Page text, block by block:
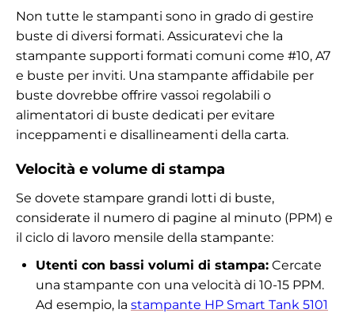
Non tutte le stampanti sono in grado di gestire
buste di diversi formati. Assicuratevi che la
stampante supporti formati comuni come #10, A7
e buste per inviti. Una stampante affidabile per
buste dovrebbe offrire vassoi regolabili o
alimentatori di buste dedicati per evitare
inceppamenti e disallineamenti della carta.
Velocità e volume di stampa
Se dovete stampare grandi lotti di buste,
considerate il numero di pagine al minuto (PPM) e
il ciclo di lavoro mensile della stampante:
Utenti con bassi volumi di stampa: Cercate
una stampante con una velocità di 10-15 PPM.
Ad esempio, la stampante HP Smart Tank 5101